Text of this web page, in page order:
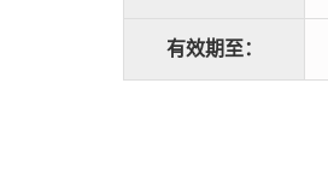
有效期至：